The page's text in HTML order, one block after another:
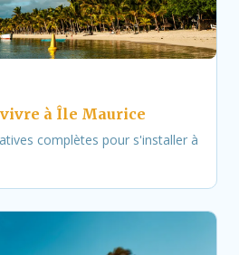
à Île Maurice
complètes pour s'installer à